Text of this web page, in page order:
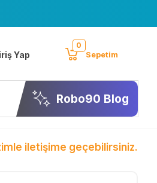
Yap
0
Sepetim
Robo90 Blog
iletişime geçebilirsiniz.